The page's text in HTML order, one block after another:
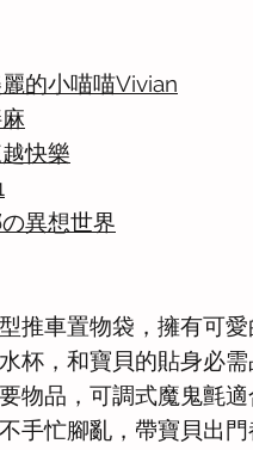
的小喵喵Vivian
快樂
異想世界
推車置物袋，擁有可
杯，和寶貝的貼身必
物品，可調式魔鬼氈
手忙腳亂，帶寶貝出